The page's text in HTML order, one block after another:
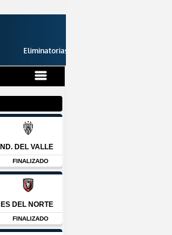
Eliminatorias 2026